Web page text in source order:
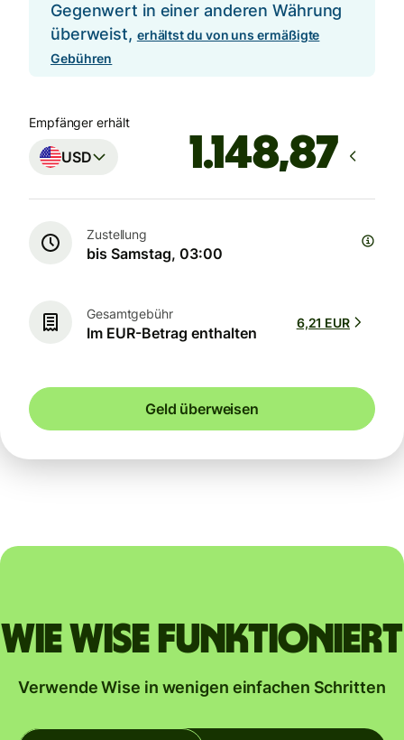
Gegenwert in einer anderen Währung
überweist, erhältst du von uns ermäßigte
Gebühren
Empfänger erhält
USD
Zustellung
bis Samstag, 03:00
Gesamtgebühr
Im EUR-Betrag enthalten
6,21 EUR
Geld überweisen
Wie Wise funktioniert
Verwende Wise in wenigen einfachen Schritten